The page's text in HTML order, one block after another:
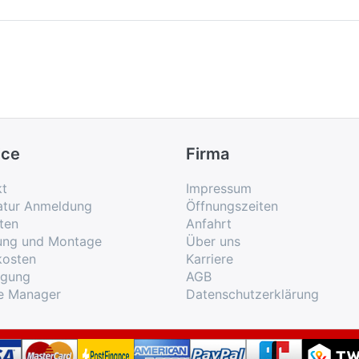
Anmeldung
und Montage
Manager
Firma
Impressum
Öffnungszeiten
Anfahrt
Über uns
Karriere
AGB
Datenschutzerklärung